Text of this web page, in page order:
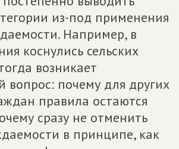
из-под применения
Например, в
коснулись сельских
возникает
вопрос: почему для других
правила остаются
сразу не отменить
в принципе, как